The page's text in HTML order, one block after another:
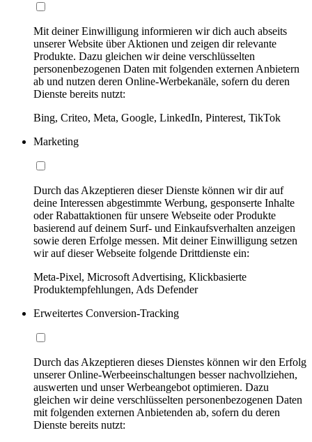
Mit deiner Einwilligung informieren wir dich auch abseits
unserer Website über Aktionen und zeigen dir relevante
Produkte. Dazu gleichen wir deine verschlüsselten
personenbezogenen Daten mit folgenden externen Anbietern
ab und nutzen deren Online-Werbekanäle, sofern du deren
Dienste bereits nutzt:
Bing, Criteo, Meta, Google, LinkedIn, Pinterest, TikTok
Marketing
Durch das Akzeptieren dieser Dienste können wir dir auf
deine Interessen abgestimmte Werbung, gesponserte Inhalte
oder Rabattaktionen für unsere Webseite oder Produkte
basierend auf deinem Surf- und Einkaufsverhalten anzeigen
sowie deren Erfolge messen. Mit deiner Einwilligung setzen
wir auf dieser Webseite folgende Drittdienste ein:
Meta-Pixel, Microsoft Advertising, Klickbasierte
Produktempfehlungen, Ads Defender
Erweitertes Conversion-Tracking
Durch das Akzeptieren dieses Dienstes können wir den Erfolg
unserer Online-Werbeeinschaltungen besser nachvollziehen,
auswerten und unser Werbeangebot optimieren. Dazu
gleichen wir deine verschlüsselten personenbezogenen Daten
mit folgenden externen Anbietenden ab, sofern du deren
Dienste bereits nutzt: